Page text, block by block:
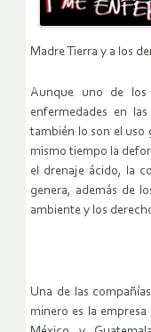
Madre Tierra y a los
Aunque uno de los
enfermedades en
también lo son el uso
mismo tiempo la
el drenaje ácido, la
genera, además de
ambiente y los
Una de las
minero es la